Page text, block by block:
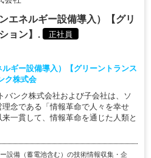
エネルギー設備導入）【グリ
ョン】.
正社員
ギー設備導入）【グリーントランス
ク株式会
バンク株式会社および子会社は、ソ
念である「情報革命で人々を幸せ
一貫して、情報革命を通じた人類と
設備（蓄電池含む）の技術情報収集・企